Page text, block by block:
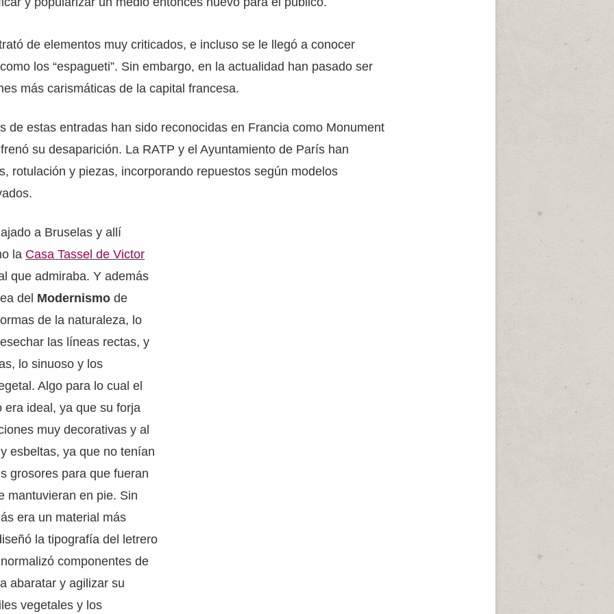
de elementos muy criticados, e incluso se le llegó a conocer
los “espagueti”. Sin embargo, en la actualidad han pasado ser
más carismáticas de la capital francesa.
de estas entradas han sido reconocidas en Francia como Monument
su desaparición. La RATP y el Ayuntamiento de París han
rotulación y piezas, incorporando repuestos según modelos
a Bruselas y allí
la Casa Tassel de Victor
que admiraba. Y además
del Modernismo de
de la naturaleza, lo
las líneas rectas, y
lo sinuoso y los
Algo para lo cual el
era ideal, ya que su forja
muy decorativas y al
esbeltas, ya que no tenían
grosores para que fueran
mantuvieran en pie. Sin
era un material más
la tipografía del letrero
componentes de
abaratar y agilizar su
vegetales y los